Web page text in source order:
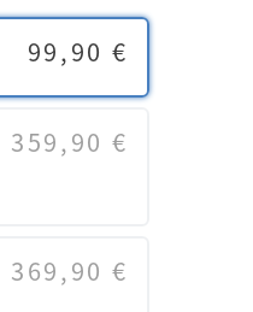
99,90 €
359,90 €
369,90 €